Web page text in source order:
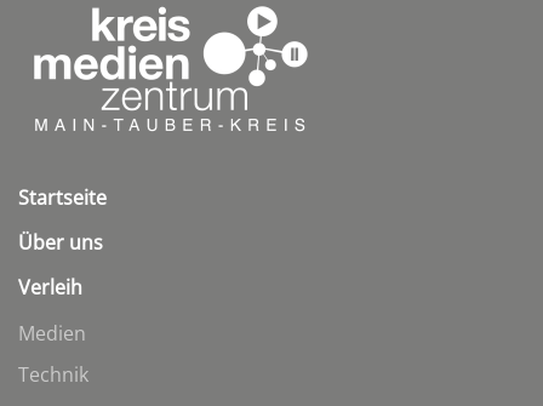
Startseite
Über uns
Verleih
Medien
Technik